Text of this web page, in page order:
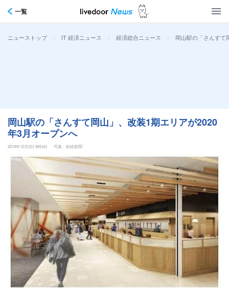
一覧
ニューストップ > IT 経済ニュース > 経済総合ニュース > 岡山駅の「さんす
岡山駅の「さんすて岡山」、改装1期エリアが2020
年3月オープンへ
2019年12月2日 6時4分 写真：財経新聞